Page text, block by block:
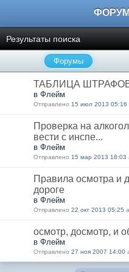
Результаты поиска
Форумы
ТАБЛИЦА ШТРАФОВ
в Флейм
Отправлено 15 июл 2013 05:16
Проверка на
вести с инспе...
в Флейм
Отправлено 15 мар 2013 18:03
Правила осмотра и
дороге
в Флейм
Отправлено 22 окт 2013 05:25
осмотр, досмотр, и
в Флейм
Отправлено 27 ноя 2007 14:00